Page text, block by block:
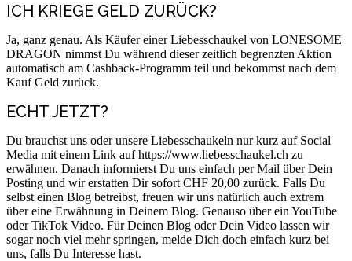
ICH KRIEGE GELD ZURÜCK?
Ja, ganz genau. Als Käufer einer Liebesschaukel von LONESOME
DRAGON nimmst Du während dieser zeitlich begrenzten Aktion
automatisch am Cashback-Programm teil und bekommst nach dem
Kauf Geld zurück.
ECHT JETZT?
Du brauchst uns oder unsere Liebesschaukeln nur kurz auf Social
Media mit einem Link auf https://www.liebesschaukel.ch zu
erwähnen. Danach informierst Du uns einfach per Mail über Dein
Posting und wir erstatten Dir sofort CHF 20,00 zurück. Falls Du
selbst einen Blog betreibst, freuen wir uns natürlich auch extrem
über eine Erwähnung in Deinem Blog. Genauso über ein YouTube
oder TikTok Video. Für Deinen Blog oder Dein Video lassen wir
sogar noch viel mehr springen, melde Dich doch einfach kurz bei
uns, falls Du Interesse hast.